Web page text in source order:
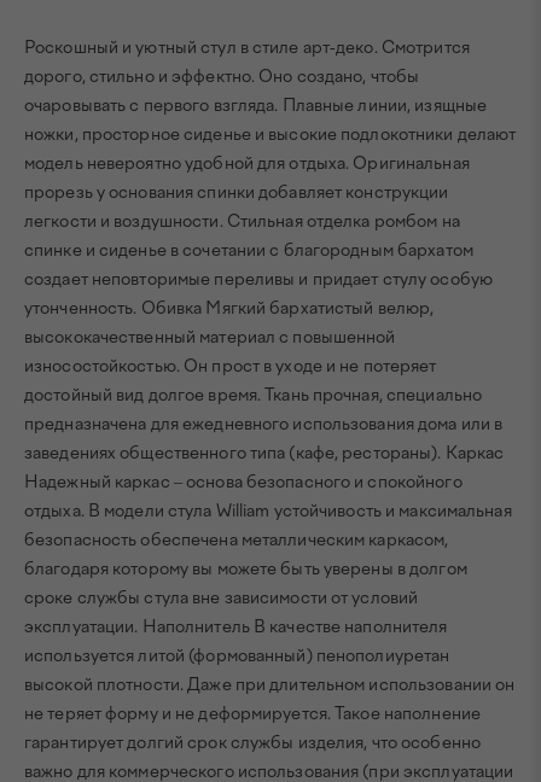
Роскошный и уютный стул в стиле арт-деко. Смотрится
дорого, стильно и эффектно. Оно создано, чтобы
очаровывать с первого взгляда. Плавные линии, изящные
ножки, просторное сиденье и высокие подлокотники делают
модель невероятно удобной для отдыха. Оригинальная
прорезь у основания спинки добавляет конструкции
легкости и воздушности. Стильная отделка ромбом на
спинке и сиденье в сочетании с благородным бархатом
создает неповторимые переливы и придает стулу особую
утонченность. Обивка Мягкий бархатистый велюр,
высококачественный материал с повышенной
износостойкостью. Он прост в уходе и не потеряет
достойный вид долгое время. Ткань прочная, специально
предназначена для ежедневного использования дома или в
заведениях общественного типа (кафе, рестораны). Каркас
Надежный каркас – основа безопасного и спокойного
отдыха. В модели стула William устойчивость и максимальная
безопасность обеспечена металлическим каркасом,
благодаря которому вы можете быть уверены в долгом
сроке службы стула вне зависимости от условий
эксплуатации. Наполнитель В качестве наполнителя
используется литой (формованный) пенополиуретан
высокой плотности. Даже при длительном использовании он
не теряет форму и не деформируется. Такое наполнение
гарантирует долгий срок службы изделия, что особенно
важно для коммерческого использования (при эксплуатации